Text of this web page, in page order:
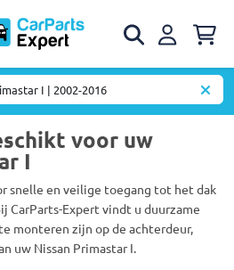
I | 2002-2016
voor uw
I
snelle en veilige toegang tot het dak
CarParts-Expert vindt u duurzame
monteren zijn op de achterdeur,
uw Nissan Primastar I.